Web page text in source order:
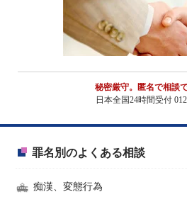
秘密厳守。匿名で相談で
日本全国24時間受付
罪名別のよくある相談
痴漢、変態行為